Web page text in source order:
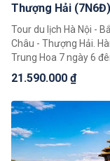
Thượng Hải (7N6Đ)
Tour du lịch Hà Nội -
Châu - Thượng Hải.
Trung Hoa 7 ngày 6
có thể chiêm ngưỡng
Hoa rộng lớn, khám
tiếng là Bắc Kinh,
21.590.000 ₫